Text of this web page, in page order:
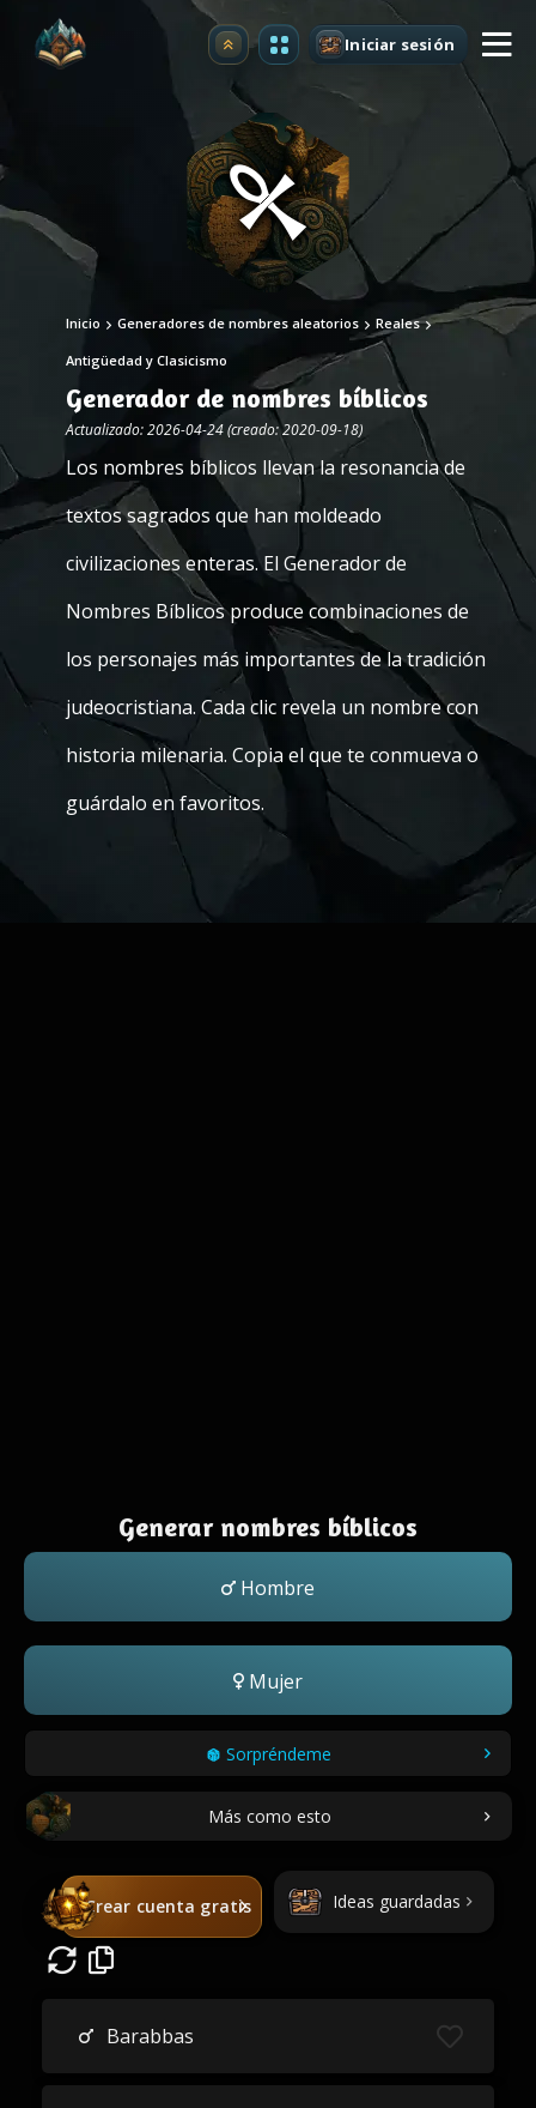
Mejorar Iniciar sesión
Inicio Generadores de nombres aleatorios Reales
Antigüedad y Clasicismo
Generador de nombres bíblicos
Actualizado: 2026-04-24 (creado: 2020-09-18)
Los nombres bíblicos llevan la resonancia de
textos sagrados que han moldeado
civilizaciones enteras. El Generador de
Nombres Bíblicos produce combinaciones de
los personajes más importantes de la tradición
judeocristiana. Cada clic revela un nombre con
historia milenaria. Copia el que te conmueva o
guárdalo en favoritos.
Generar nombres bíblicos
Hombre
Mujer
Sorpréndeme
Más como esto
Crear cuenta gratis Ideas guardadas
Barabbas